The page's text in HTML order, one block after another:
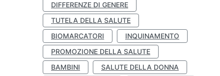
DIFFERENZE DI GENERE
TUTELA DELLA SALUTE
BIOMARCATORI
INQUINAMENTO
PROMOZIONE DELLA SALUTE
BAMBINI
SALUTE DELLA DONNA